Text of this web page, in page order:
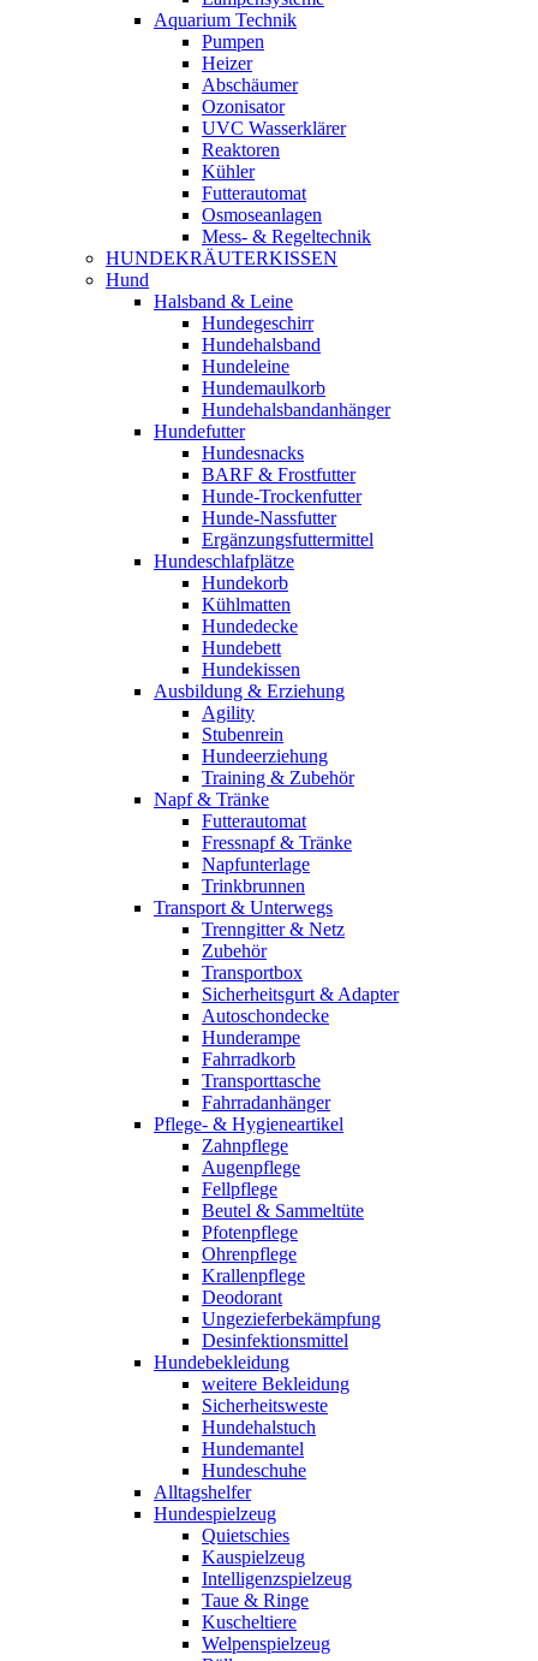
Aquarium Technik
Pumpen
Heizer
Abschäumer
Ozonisator
UVC Wasserklärer
Reaktoren
Kühler
Futterautomat
Osmoseanlagen
Mess- & Regeltechnik
HUNDEKRÄUTERKISSEN
Hund
Halsband & Leine
Hundegeschirr
Hundehalsband
Hundeleine
Hundemaulkorb
Hundehalsbandanhänger
Hundefutter
Hundesnacks
BARF & Frostfutter
Hunde-Trockenfutter
Hunde-Nassfutter
Ergänzungsfuttermittel
Hundeschlafplätze
Hundekorb
Kühlmatten
Hundedecke
Hundebett
Hundekissen
Ausbildung & Erziehung
Agility
Stubenrein
Hundeerziehung
Training & Zubehör
Napf & Tränke
Futterautomat
Fressnapf & Tränke
Napfunterlage
Trinkbrunnen
Transport & Unterwegs
Trenngitter & Netz
Zubehör
Transportbox
Sicherheitsgurt & Adapter
Autoschondecke
Hunderampe
Fahrradkorb
Transporttasche
Fahrradanhänger
Pflege- & Hygieneartikel
Zahnpflege
Augenpflege
Fellpflege
Beutel & Sammeltüte
Pfotenpflege
Ohrenpflege
Krallenpflege
Deodorant
Ungezieferbekämpfung
Desinfektionsmittel
Hundebekleidung
weitere Bekleidung
Sicherheitsweste
Hundehalstuch
Hundemantel
Hundeschuhe
Alltagshelfer
Hundespielzeug
Quietschies
Kauspielzeug
Intelligenzspielzeug
Taue & Ringe
Kuscheltiere
Welpenspielzeug